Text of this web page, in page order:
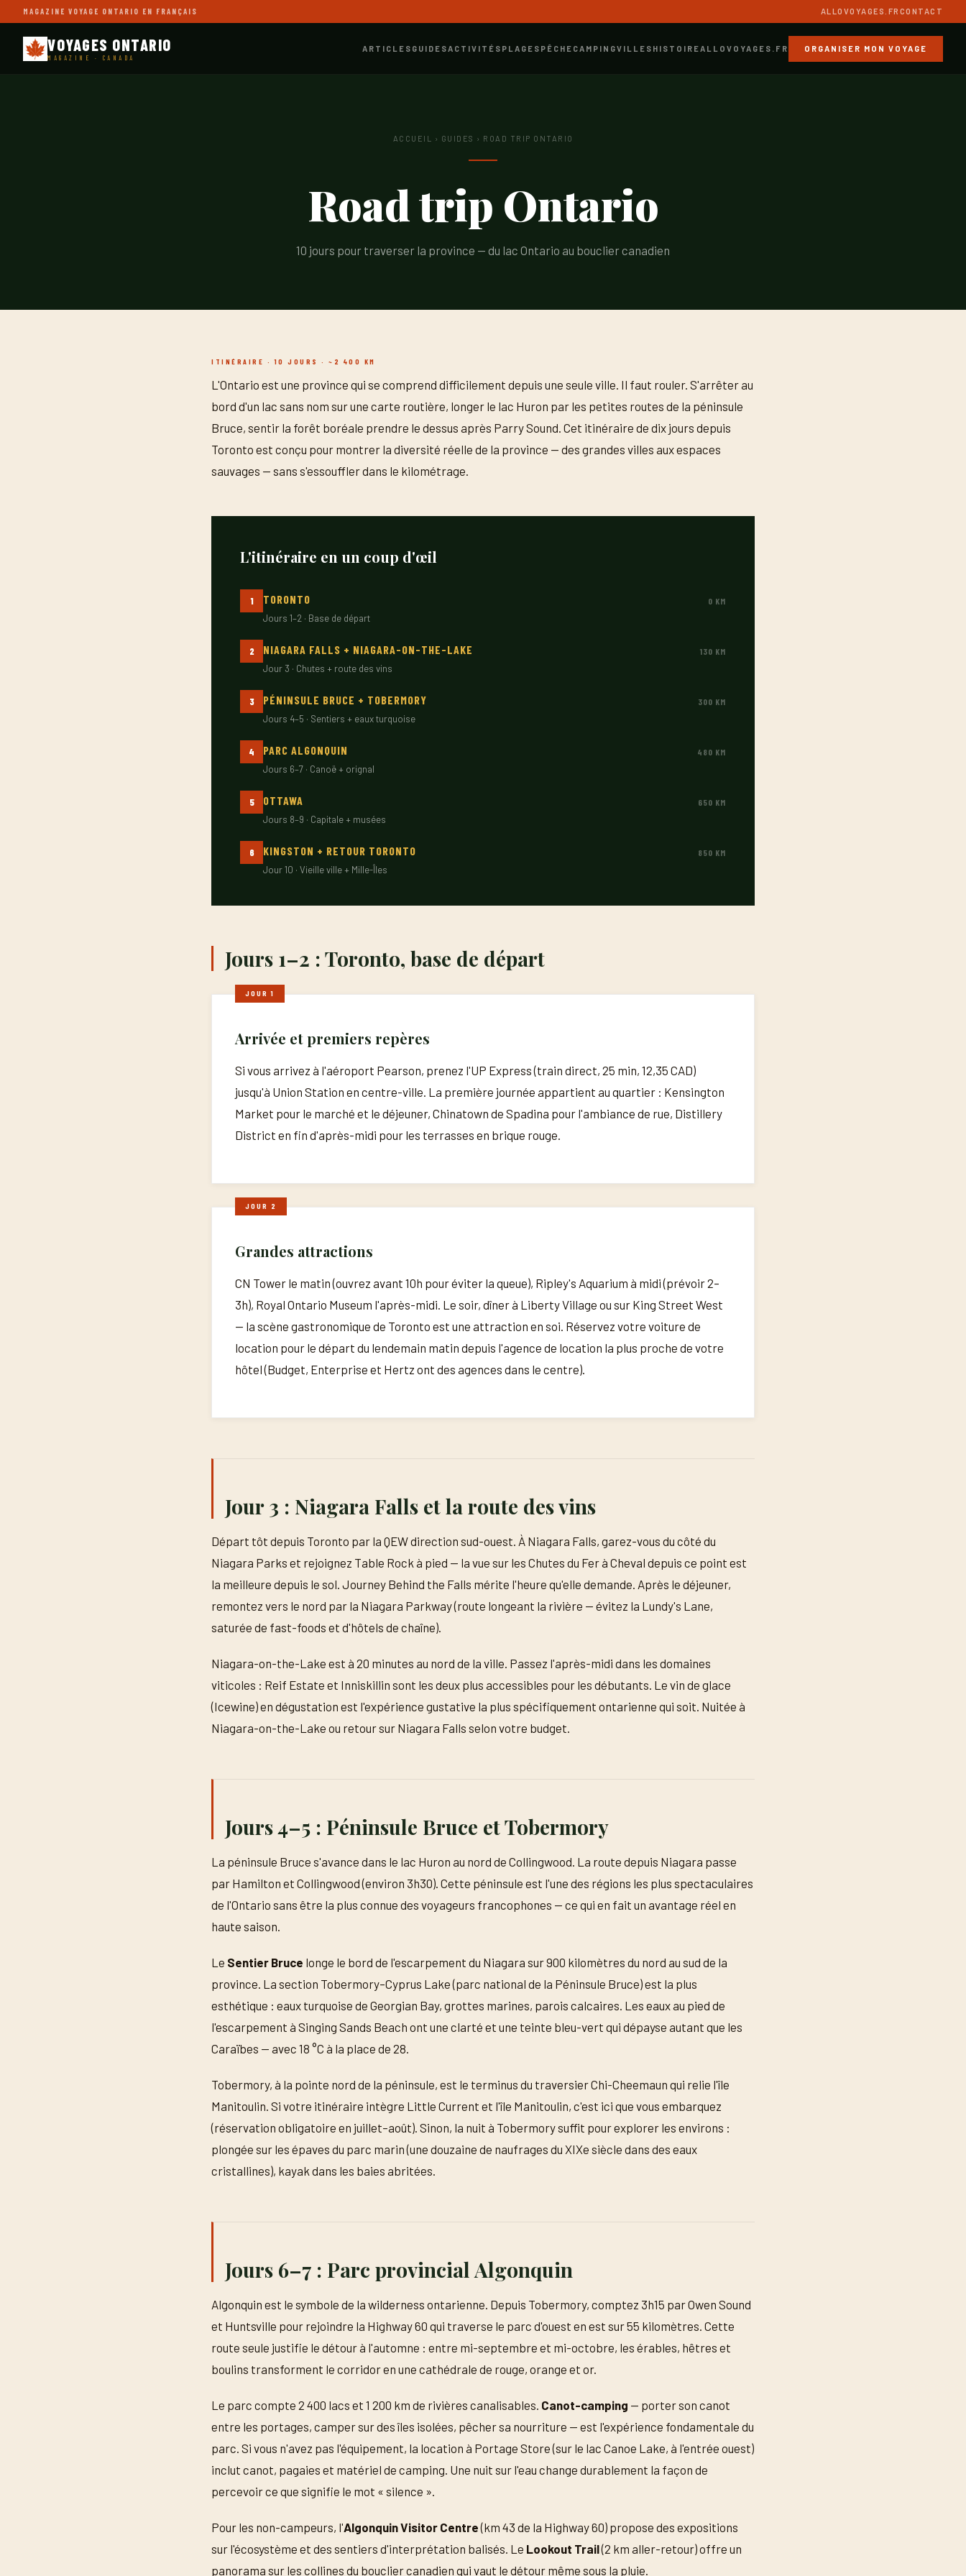
MAGAZINE VOYAGE ONTARIO EN FRANÇAIS ALLOVOYAGES.FR CONTACT
VOYAGES ONTARIO
MAGAZINE · CANADA
ARTICLES GUIDES ACTIVITÉS PLAGES PÊCHE CAMPINGVILLES HISTOIRE ALLOVOYAGES.FR ORGANISER MON VOYAGE
ACCUEIL › GUIDES › ROAD TRIP ONTARIO
Road trip Ontario
10 jours pour traverser la province — du lac Ontario au bouclier canadien
ITINÉRAIRE · 10 JOURS · ~2 400 KM
L'Ontario est une province qui se comprend difficilement depuis une seule ville. Il faut rouler. S'arrêter au
bord d'un lac sans nom sur une carte routière, longer le lac Huron par les petites routes de la péninsule
Bruce, sentir la forêt boréale prendre le dessus après Parry Sound. Cet itinéraire de dix jours depuis
Toronto est conçu pour montrer la diversité réelle de la province — des grandes villes aux espaces
sauvages — sans s'essouffler dans le kilométrage.
L'itinéraire en un coup d'œil
1 TORONTO
Jours 1–2 · Base de départ
0 KM
2 NIAGARA FALLS + NIAGARA-ON-THE-LAKE
Jour 3 · Chutes + route des vins
130 KM
3 PÉNINSULE BRUCE + TOBERMORY
Jours 4–5 · Sentiers + eaux turquoise
300 KM
4 PARC ALGONQUIN
Jours 6–7 · Canoë + orignal
480 KM
5 OTTAWA
Jours 8–9 · Capitale + musées
650 KM
6 KINGSTON + RETOUR TORONTO
Jour 10 · Vieille ville + Mille-Îles
850 KM
Jours 1–2 : Toronto, base de départ
JOUR 1
Arrivée et premiers repères
Si vous arrivez à l'aéroport Pearson, prenez l'UP Express (train direct, 25 min, 12,35 CAD)
jusqu'à Union Station en centre-ville. La première journée appartient au quartier : Kensington
Market pour le marché et le déjeuner, Chinatown de Spadina pour l'ambiance de rue, Distillery
District en fin d'après-midi pour les terrasses en brique rouge.
JOUR 2
Grandes attractions
CN Tower le matin (ouvrez avant 10h pour éviter la queue), Ripley's Aquarium à midi (prévoir 2–
3h), Royal Ontario Museum l'après-midi. Le soir, dîner à Liberty Village ou sur King Street West
— la scène gastronomique de Toronto est une attraction en soi. Réservez votre voiture de
location pour le départ du lendemain matin depuis l'agence de location la plus proche de votre
hôtel (Budget, Enterprise et Hertz ont des agences dans le centre).
Jour 3 : Niagara Falls et la route des vins
Départ tôt depuis Toronto par la QEW direction sud-ouest. À Niagara Falls, garez-vous du côté du
Niagara Parks et rejoignez Table Rock à pied — la vue sur les Chutes du Fer à Cheval depuis ce point est
la meilleure depuis le sol. Journey Behind the Falls mérite l'heure qu'elle demande. Après le déjeuner,
remontez vers le nord par la Niagara Parkway (route longeant la rivière — évitez la Lundy's Lane,
saturée de fast-foods et d'hôtels de chaîne).
Niagara-on-the-Lake est à 20 minutes au nord de la ville. Passez l'après-midi dans les domaines
viticoles : Reif Estate et Inniskillin sont les deux plus accessibles pour les débutants. Le vin de glace
(Icewine) en dégustation est l'expérience gustative la plus spécifiquement ontarienne qui soit. Nuitée à
Niagara-on-the-Lake ou retour sur Niagara Falls selon votre budget.
Jours 4–5 : Péninsule Bruce et Tobermory
La péninsule Bruce s'avance dans le lac Huron au nord de Collingwood. La route depuis Niagara passe
par Hamilton et Collingwood (environ 3h30). Cette péninsule est l'une des régions les plus spectaculaires
de l'Ontario sans être la plus connue des voyageurs francophones — ce qui en fait un avantage réel en
haute saison.
Le Sentier Bruce longe le bord de l'escarpement du Niagara sur 900 kilomètres du nord au sud de la
province. La section Tobermory–Cyprus Lake (parc national de la Péninsule Bruce) est la plus
esthétique : eaux turquoise de Georgian Bay, grottes marines, parois calcaires. Les eaux au pied de
l'escarpement à Singing Sands Beach ont une clarté et une teinte bleu-vert qui dépayse autant que les
Caraïbes — avec 18 °C à la place de 28.
Tobermory, à la pointe nord de la péninsule, est le terminus du traversier Chi-Cheemaun qui relie l'île
Manitoulin. Si votre itinéraire intègre Little Current et l'île Manitoulin, c'est ici que vous embarquez
(réservation obligatoire en juillet–août). Sinon, la nuit à Tobermory suffit pour explorer les environs :
plongée sur les épaves du parc marin (une douzaine de naufrages du XIXe siècle dans des eaux
cristallines), kayak dans les baies abritées.
Jours 6–7 : Parc provincial Algonquin
Algonquin est le symbole de la wilderness ontarienne. Depuis Tobermory, comptez 3h15 par Owen Sound
et Huntsville pour rejoindre la Highway 60 qui traverse le parc d'ouest en est sur 55 kilomètres. Cette
route seule justifie le détour à l'automne : entre mi-septembre et mi-octobre, les érables, hêtres et
boulins transforment le corridor en une cathédrale de rouge, orange et or.
Le parc compte 2 400 lacs et 1 200 km de rivières canalisables. Canot-camping — porter son canot
entre les portages, camper sur des îles isolées, pêcher sa nourriture — est l'expérience fondamentale du
parc. Si vous n'avez pas l'équipement, la location à Portage Store (sur le lac Canoe Lake, à l'entrée ouest)
inclut canot, pagaies et matériel de camping. Une nuit sur l'eau change durablement la façon de
percevoir ce que signifie le mot « silence ».
Pour les non-campeurs, l'Algonquin Visitor Centre(km 43 de la Highway 60) propose des expositions
sur l'écosystème et des sentiers d'interprétation balisés. Le Lookout Trail(2 km aller-retour) offre un
panorama sur les collines du bouclier canadien qui vaut le détour même sous la pluie.